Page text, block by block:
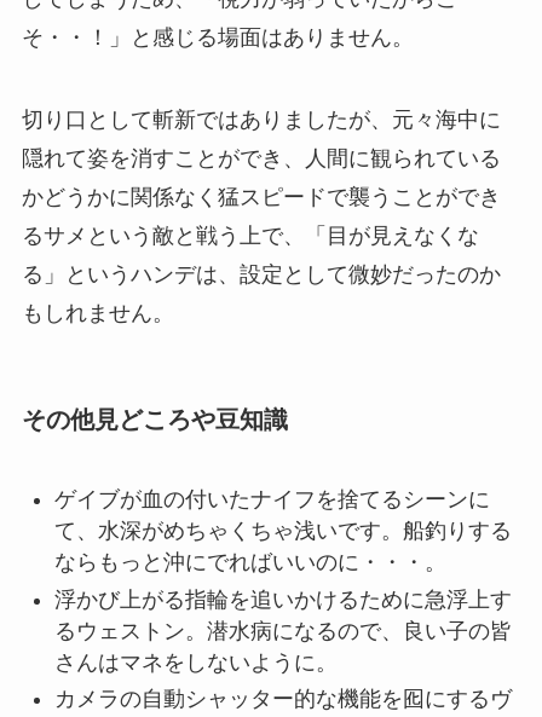
そ・・！」と感じる場面はありません。
切り口として斬新ではありましたが、元々海中に
隠れて姿を消すことができ、人間に観られている
かどうかに関係なく猛スピードで襲うことができ
るサメという敵と戦う上で、「目が見えなくな
る」というハンデは、設定として微妙だったのか
もしれません。
その他見どころや豆知識
ゲイブが血の付いたナイフを捨てるシーンに
て、水深がめちゃくちゃ浅いです。船釣りする
ならもっと沖にでればいいのに・・・。
浮かび上がる指輪を追いかけるために急浮上す
るウェストン。潜水病になるので、良い子の皆
さんはマネをしないように。
カメラの自動シャッター的な機能を囮にするヴ